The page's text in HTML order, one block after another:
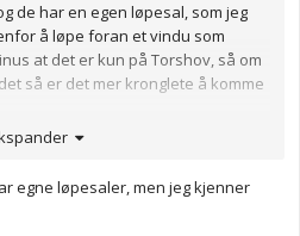
de har en egen løpesal, som jeg
å løpe foran et vindu som
at det er kun på Torshov, så om
så er det mer kronglete å komme
egne løpesaler, men jeg kjenner